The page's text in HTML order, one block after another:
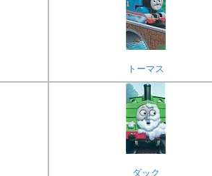
トーマス
ダック